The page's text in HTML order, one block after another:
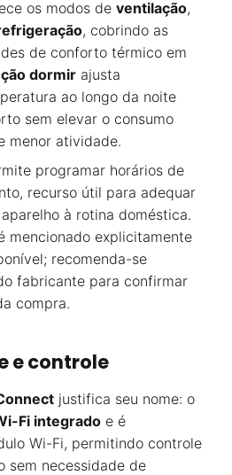
os modos de ventilação,
, cobrindo as
de conforto térmico em
dormir ajusta
ao longo da noite
sem elevar o consumo
menor atividade.
programar horários de
recurso útil para adequar
à rotina doméstica.
mencionado explicitamente
recomenda-se
fabricante para confirmar
compra.
e controle
justifica seu nome: o
Fi integrado e é
Wi-Fi, permitindo controle
sem necessidade de